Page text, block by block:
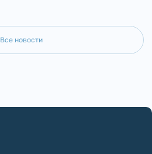
Все новости